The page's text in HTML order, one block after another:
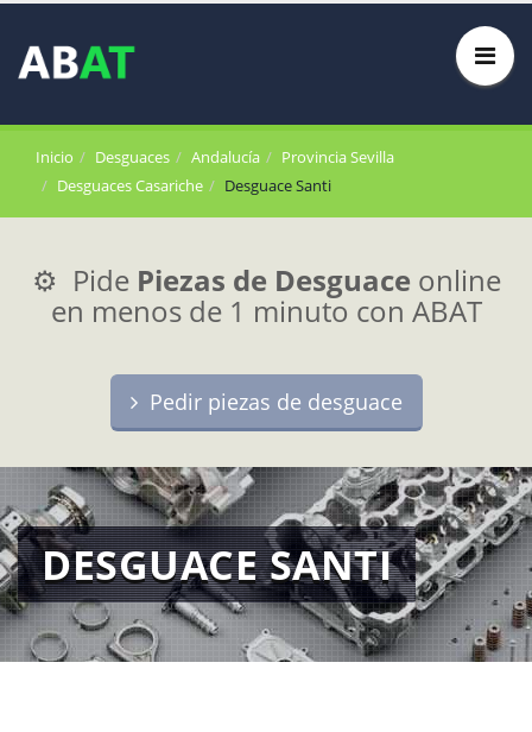
Inicio Desguaces Andalucía
Provincia Sevilla
Desguaces Casariche
Desguace Santi
⚙️ Pide Piezas de Desguace online
en menos de 1 minuto con ABAT
Pedir piezas de desguace
DESGUACE SANTI